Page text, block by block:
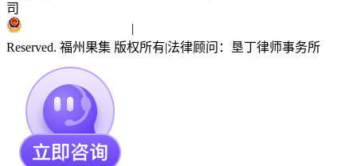
司
|
Reserved. 福州果集 版权所有|法律顾问：垦丁律师事务所